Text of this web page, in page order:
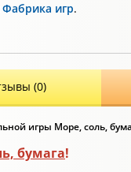
Фабрика игр.
(0)
игры Море, соль,
бумага!